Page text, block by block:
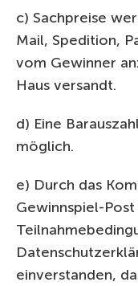
c) Sachpreise
Mail, Spedition,
vom Gewinner
Haus versandt.
d) Eine
möglich.
e) Durch das
Gewinnspiel-
einverstanden,